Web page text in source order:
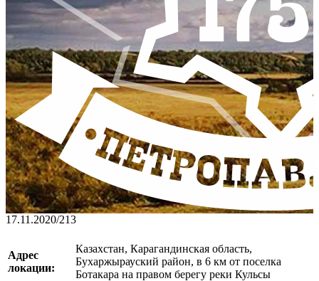
17.11.2020/213
Адрес
локации:
Казахстан, Карагандинская область,
Бухаржырауский район, в 6 км от поселка
Ботакара на правом берегу реки Кульсы